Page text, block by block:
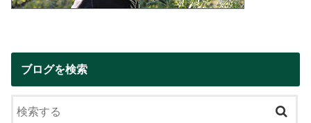
ブログを検索